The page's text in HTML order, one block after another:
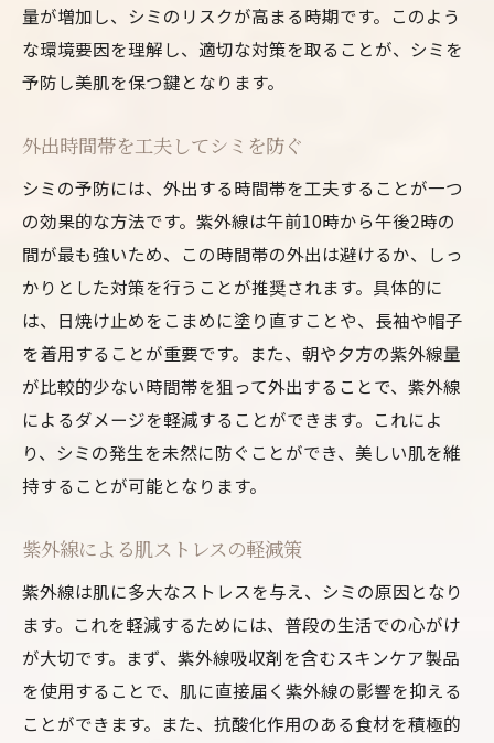
量が増加し、シミのリスクが高まる時期です。このよう
な環境要因を理解し、適切な対策を取ることが、シミを
予防し美肌を保つ鍵となります。
外出時間帯を工夫してシミを防ぐ
シミの予防には、外出する時間帯を工夫することが一つ
の効果的な方法です。紫外線は午前10時から午後2時の
間が最も強いため、この時間帯の外出は避けるか、しっ
かりとした対策を行うことが推奨されます。具体的に
は、日焼け止めをこまめに塗り直すことや、長袖や帽子
を着用することが重要です。また、朝や夕方の紫外線量
が比較的少ない時間帯を狙って外出することで、紫外線
によるダメージを軽減することができます。これによ
り、シミの発生を未然に防ぐことができ、美しい肌を維
持することが可能となります。
紫外線による肌ストレスの軽減策
紫外線は肌に多大なストレスを与え、シミの原因となり
ます。これを軽減するためには、普段の生活での心がけ
が大切です。まず、紫外線吸収剤を含むスキンケア製品
を使用することで、肌に直接届く紫外線の影響を抑える
ことができます。また、抗酸化作用のある食材を積極的